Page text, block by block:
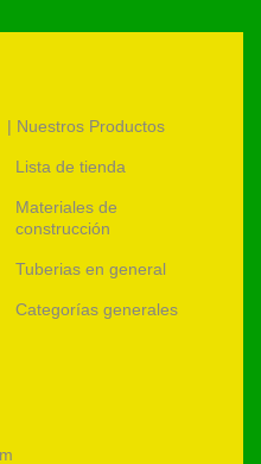
| Nuestros Productos
Lista de tienda
Materiales de
construcción
Tuberias en general
Categorías generales